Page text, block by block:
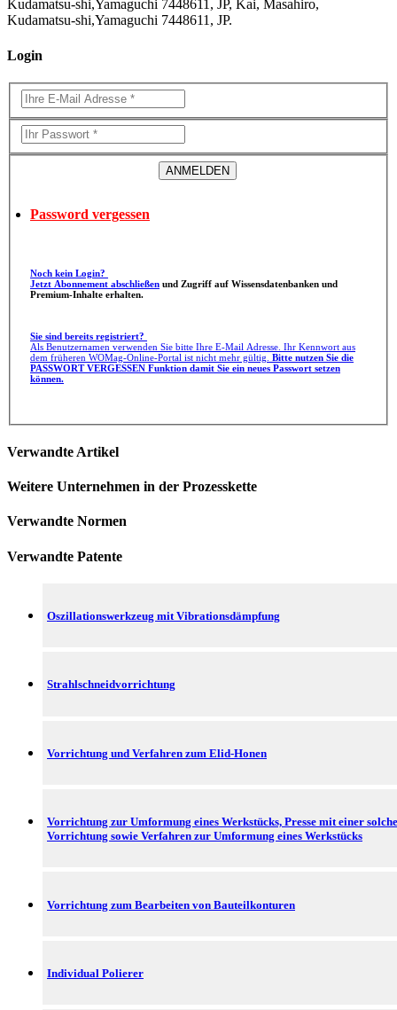
Kudamatsu-shi,Yamaguchi 7448611, JP, Kai, Masahiro,
Kudamatsu-shi,Yamaguchi 7448611, JP.
Login
Password vergessen
Noch kein Login?
Jetzt Abonnement abschließen
Premium-Inhalte erhalten.
Sie sind bereits registriert?
Als Benutzernamen verwenden Sie bitte Ihre E-Mail Adresse. Ihr Kennwort aus
dem früheren WOMag-Online-Portal ist nicht mehr gültig. Bitte nutzen Sie die
PASSWORT VERGESSEN Funktion damit Sie ein neues Passwort setzen
können.
Verwandte Artikel
Weitere Unternehmen in der Prozesskette
Verwandte Normen
Verwandte Patente
Oszillationswerkzeug mit Vibrationsdämpfung
Strahlschneidvorrichtung
Vorrichtung und Verfahren zum Elid-Honen
Vorrichtung zur Umformung eines Werkstücks, Presse mit einer
Vorrichtung sowie Verfahren zur Umformung eines Werkstücks
Vorrichtung zum Bearbeiten von Bauteilkonturen
Individual Polierer